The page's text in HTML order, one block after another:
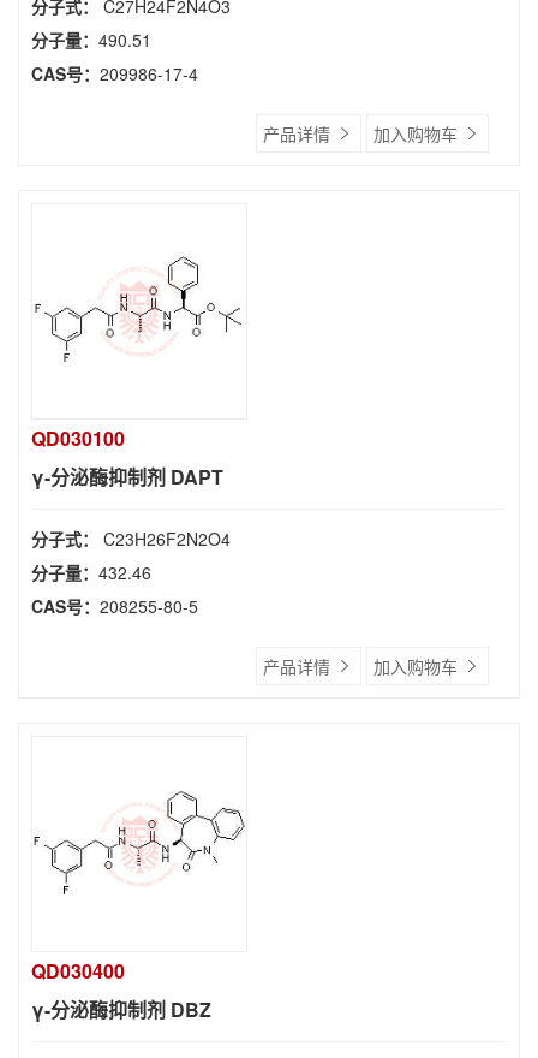
分子式： C27H24F2N4O3
分子量： 490.51
CAS号： 209986-17-4
产品详情 加入购物车
QD030100
γ-分泌酶抑制剂 DAPT
分子式： C23H26F2N2O4
分子量： 432.46
CAS号： 208255-80-5
产品详情 加入购物车
QD030400
γ-分泌酶抑制剂 DBZ